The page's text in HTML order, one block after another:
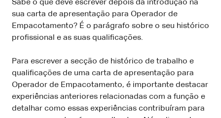
Sabe o que deve escrever depois da introdução na
sua carta de apresentação para Operador de
Empacotamento? É o parágrafo sobre o seu histórico
profissional e as suas qualificações.
Para escrever a secção de histórico de trabalho e
qualificações de uma carta de apresentação para
Operador de Empacotamento, é importante destacar
experiências anteriores relacionadas com a função e
detalhar como essas experiências contribuíram para